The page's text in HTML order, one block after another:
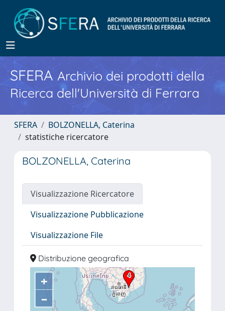
SFERA Archivio dei prodotti della
Ricerca dell'Università di Ferrara
SFERA
BOLZONELLA, Caterina
statistiche ricercatore
BOLZONELLA, Caterina
Visualizzazione Ricercatore
Visualizzazione Pubblicazione
Visualizzazione File
Distribuzione geografica
+
–